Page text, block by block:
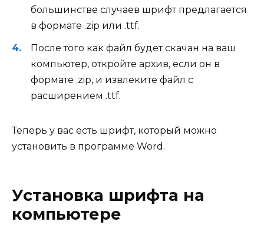
большинстве случаев шрифт предлагается
в формате .zip или .ttf.
После того как файл будет скачан на ваш
компьютер, откройте архив, если он в
формате .zip, и извлеките файл с
расширением .ttf.
Теперь у вас есть шрифт, который можно
установить в программе Word.
Установка шрифта на
компьютере